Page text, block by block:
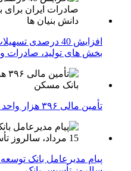
افزایش 40 درصدی
بخش های تولید، صادرات و
تأمین مالی ۳۹۶ هزار واحد نهضت ملی توسط بانک مسکن